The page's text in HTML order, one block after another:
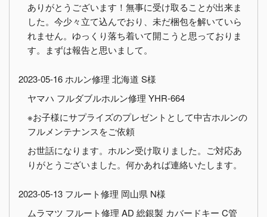
ありがとうございます！無事に受け取ることが出来ま
した。今少々立て込んでおり、未だ梱包を解いていら
れません。ゆっくり落ち着いて開こうと思っておりま
す。まずは報告と思いまして。
2023-05-16 ホルン修理 北海道 S様
ヤマハ フルダブルホルン修理 YHR-664
※お子様にサプライズのプレゼントとして中古ホルンの
フルメンテナンスをご依頼
お世話になります。ホルン受け取りました。ご対応あ
りがとうございました。何かあれば連絡いたします。
2023-05-13 フルート修理 岡山県 N様
ムラマツ フルート修理 AD 総銀製 カバードキー C管